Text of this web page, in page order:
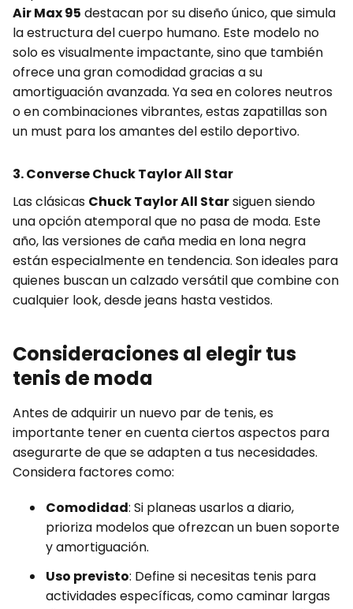
Air Max 95 destacan por su diseño único, que simula
la estructura del cuerpo humano. Este modelo no
solo es visualmente impactante, sino que también
ofrece una gran comodidad gracias a su
amortiguación avanzada. Ya sea en colores neutros
o en combinaciones vibrantes, estas zapatillas son
un must para los amantes del estilo deportivo.
3. Converse Chuck Taylor All Star
Las clásicas Chuck Taylor All Starsiguen siendo
una opción atemporal que no pasa de moda. Este
año, las versiones de caña media en lona negra
están especialmente en tendencia. Son ideales para
quienes buscan un calzado versátil que combine con
cualquier look, desde jeans hasta vestidos.
Consideraciones al elegir tus
tenis de moda
Antes de adquirir un nuevo par de tenis, es
importante tener en cuenta ciertos aspectos para
asegurarte de que se adapten a tus necesidades.
Considera factores como:
Comodidad: Si planeas usarlos a diario,
prioriza modelos que ofrezcan un buen soporte
y amortiguación.
Uso previsto: Define si necesitas tenis para
actividades específicas, como caminar largas